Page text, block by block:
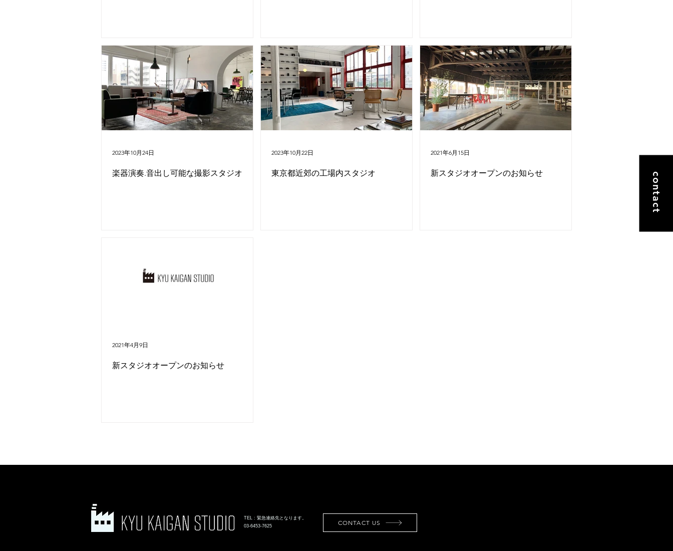
contact
楽器演奏.音出し可能な撮影スタジオ
2023年10月24日
東京都近郊の工場内スタジオ
2023年10月22日
新スタジオオープンのお知らせ
2021年6月15日
新スタジオオープンのお知らせ
2021年4月9日
CONTACT US
TEL : 緊急連絡先となります。
03-6453-7625